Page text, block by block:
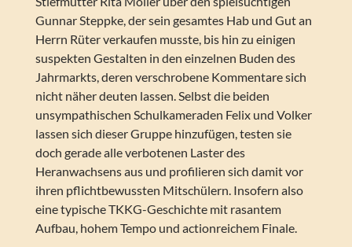
Gunnar Steppke, der sein gesamtes Hab und Gut an
Herrn Rüter verkaufen musste, bis hin zu einigen
suspekten Gestalten in den einzelnen Buden des
Jahrmarkts, deren verschrobene Kommentare sich
nicht näher deuten lassen. Selbst die beiden
unsympathischen Schulkameraden Felix und Volker
lassen sich dieser Gruppe hinzufügen, testen sie
doch gerade alle verbotenen Laster des
Heranwachsens aus und profilieren sich damit vor
ihren pflichtbewussten Mitschülern. Insofern also
eine typische TKKG-Geschichte mit rasantem
Aufbau, hohem Tempo und actionreichem Finale.